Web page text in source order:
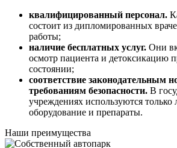
квалифицированный персонал.
состоит из дипломированных
работы;
наличие бесплатных услуг. Они
осмотр пациента и детоксикацию
состоянии;
соответствие законодательным
требованиям безопасности. В
учреждениях используются только
оборудование и препараты.
Наши преимущества